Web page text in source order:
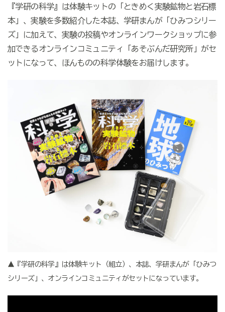
『学研の科学』は体験キットの「ときめく実験鉱物と岩石標
本」、実験を多数紹介した本誌、学研まんが「ひみつシリー
ズ」に加えて、実験の投稿やオンラインワークショップに参
加できるオンラインコミュニティ「あそぶんだ研究所」がセ
ットになって、ほんものの科学体験をお届けします。
▲『学研の科学』は体験キット（組立）、本誌、学研まんが「ひみつ
シリーズ」、オンラインコミュニティがセットになっています。